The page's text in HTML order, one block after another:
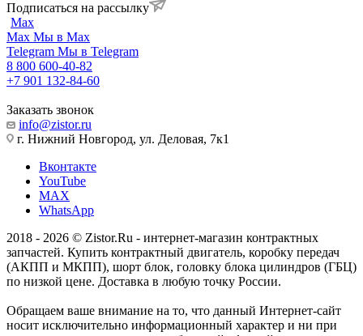
Подписаться на рассылку
Max
Max Мы в Max
Telegram Мы в Telegram
8 800 600-40-82
+7 901 132-84-60
Заказать звонок
info@zistor.ru
г. Нижний Новгород, ул. Деловая, 7к1
Вконтакте
YouTube
MAX
WhatsApp
2018 - 2026 © Zistor.Ru - интернет-магазин контрактных
запчастей. Купить контрактный двигатель, коробку передач
(АКПП и МКПП), шорт блок, головку блока цилиндров (ГБЦ)
по низкой цене. Доставка в любую точку России.
Обращаем ваше внимание на то, что данный Интернет-сайт
носит исключительно информационный характер и ни при